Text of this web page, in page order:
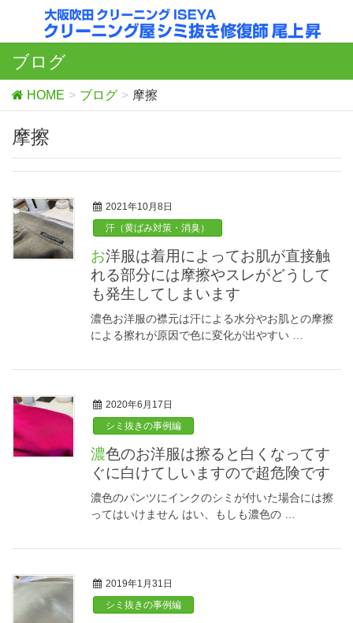
ブログ
HOME ブログ 摩擦
摩擦
2021年10月8日
汗（黄ばみ対策・消臭）
お洋服は着用によってお肌が直接触
れる部分には摩擦やスレがどうして
も発生してしまいます
濃色お洋服の襟元は汗による水分やお肌との摩擦
による擦れが原因で色に変化が出やすい …
2020年6月17日
シミ抜きの事例編
濃色のお洋服は擦ると白くなってす
ぐに白けてしいますので超危険です
濃色のパンツにインクのシミが付いた場合には擦
ってはいけません はい、もしも濃色の …
2019年1月31日
シミ抜きの事例編